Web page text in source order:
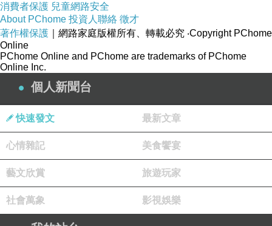
葉師傅的出身是台南白河農家子弟，他15歲入行，從學徒晉升為大廚絕非偶
然，一路走來勤勤懇懇，精益求精不斷提升自己，將他對料理的熱忱與美學的
涵養發揮得淋漓盡致！
他隻身遠赴新加坡、韓國、中國大陸、香港等地任職或習藝，受重用成為香港
消費者保護 兒童網路安全
About PChome 投資人聯絡 徵才
著作權保護 ｜網路家庭版權所有、轉載必究 ‧Copyright PChome
Online
PChome Online and PChome are trademarks of PChome
Online Inc.
個人新聞台
快速發文 最新文章
心情雜記 美食饗宴
藝文欣賞 旅遊玩家
社會萬象 影視娛樂